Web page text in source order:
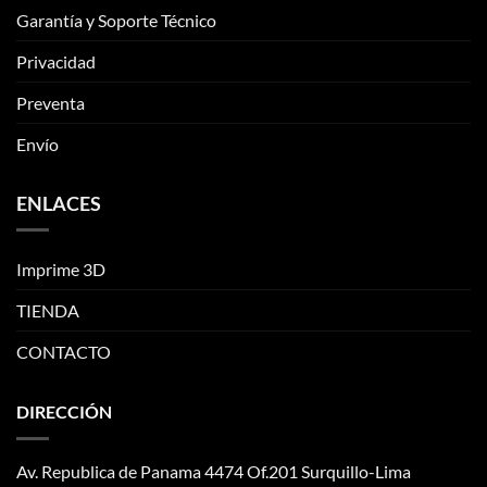
página
Garantía y Soporte Técnico
Privacidad
Preventa
Envío
ENLACES
Imprime 3D
TIENDA
CONTACTO
DIRECCIÓN
Av. Republica de Panama 4474 Of.201 Surquillo-Lima